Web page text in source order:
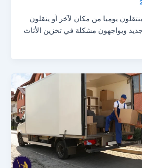
يوميا من مكان لآخر أو ينقلون
ويواجهون مشكلة في تخزين الأثاث